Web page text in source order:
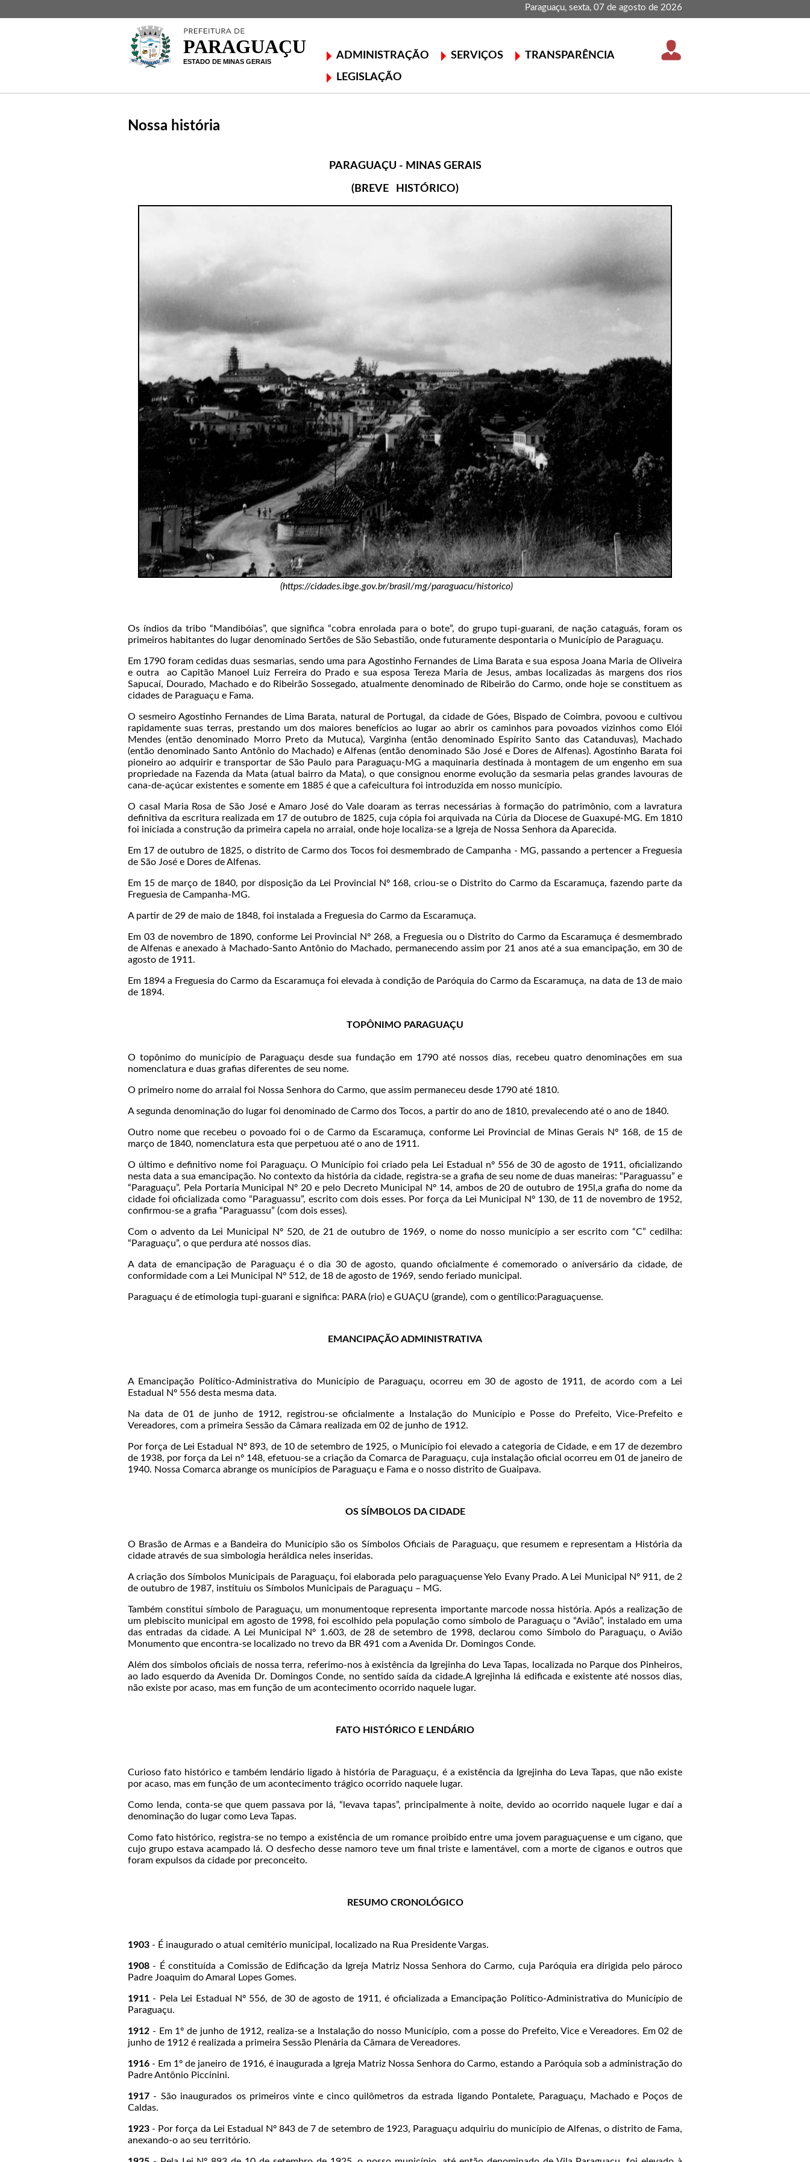
Paraguaçu, sexta, 07 de agosto de 2026
ADMINISTRAÇÃO SERVIÇOS
TRANSPARÊNCIA
LEGISLAÇÃO
Nossa história
PARAGUAÇU - MINAS GERAIS
(BREVE HISTÓRICO)
(https://cidades.ibge.gov.br/brasil/mg/paraguacu/historico)
Os índios da tribo “Mandibóias”, que significa “cobra enrolada para o bote”, do grupo tupi-guarani, de nação cataguás, foram os
primeiros habitantes do lugar denominado Sertões de São Sebastião, onde futuramente despontaria o Município de Paraguaçu.
Em 1790 foram cedidas duas sesmarias, sendo uma para Agostinho Fernandes de Lima Barata e sua esposa Joana Maria de Oliveira
e outra ao Capitão Manoel Luiz Ferreira do Prado e sua esposa Tereza Maria de Jesus, ambas localizadas às margens dos rios
Sapucaí, Dourado, Machado e do Ribeirão Sossegado, atualmente denominado de Ribeirão do Carmo, onde hoje se constituem as
cidades de Paraguaçu e Fama.
O sesmeiro Agostinho Fernandes de Lima Barata, natural de Portugal, da cidade de Góes, Bispado de Coimbra, povoou e cultivou
rapidamente suas terras, prestando um dos maiores benefícios ao lugar ao abrir os caminhos para povoados vizinhos como Elói
Mendes (então denominado Morro Preto da Mutuca), Varginha (então denominado Espírito Santo das Catanduvas), Machado
(então denominado Santo Antônio do Machado) e Alfenas (então denominado São José e Dores de Alfenas). Agostinho Barata foi
pioneiro ao adquirir e transportar de São Paulo para Paraguaçu-MG a maquinaria destinada à montagem de um engenho em sua
propriedade na Fazenda da Mata (atual bairro da Mata), o que consignou enorme evolução da sesmaria pelas grandes lavouras de
cana-de-açúcar existentes e somente em 1885 é que a cafeicultura foi introduzida em nosso município.
O casal Maria Rosa de São José e Amaro José do Vale doaram as terras necessárias à formação do patrimônio, com a lavratura
definitiva da escritura realizada em 17 de outubro de 1825, cuja cópia foi arquivada na Cúria da Diocese de Guaxupé-MG. Em 1810
foi iniciada a construção da primeira capela no arraial, onde hoje localiza-se a Igreja de Nossa Senhora da Aparecida.
Em 17 de outubro de 1825, o distrito de Carmo dos Tocos foi desmembrado de Campanha - MG, passando a pertencer a Freguesia
de São José e Dores de Alfenas.
Em 15 de março de 1840, por disposição da Lei Provincial Nº 168, criou-se o Distrito do Carmo da Escaramuça, fazendo parte da
Freguesia de Campanha-MG.
A partir de 29 de maio de 1848, foi instalada a Freguesia do Carmo da Escaramuça.
Em 03 de novembro de 1890, conforme Lei Provincial Nº 268, a Freguesia ou o Distrito do Carmo da Escaramuça é desmembrado
de Alfenas e anexado à Machado-Santo Antônio do Machado, permanecendo assim por 21 anos até a sua emancipação, em 30 de
agosto de 1911.
Em 1894 a Freguesia do Carmo da Escaramuça foi elevada à condição de Paróquia do Carmo da Escaramuça, na data de 13 de maio
de 1894.
TOPÔNIMO PARAGUAÇU
O topônimo do município de Paraguaçu desde sua fundação em 1790 até nossos dias, recebeu quatro denominações em sua
nomenclatura e duas grafias diferentes de seu nome.
O primeiro nome do arraial foi Nossa Senhora do Carmo, que assim permaneceu desde 1790 até 1810.
A segunda denominação do lugar foi denominado de Carmo dos Tocos, a partir do ano de 1810, prevalecendo até o ano de 1840.
Outro nome que recebeu o povoado foi o de Carmo da Escaramuça, conforme Lei Provincial de Minas Gerais Nº 168, de 15 de
março de 1840, nomenclatura esta que perpetuou até o ano de 1911.
O último e definitivo nome foi Paraguaçu. O Município foi criado pela Lei Estadual nº 556 de 30 de agosto de 1911, oficializando
nesta data a sua emancipação. No contexto da história da cidade, registra-se a grafia de seu nome de duas maneiras: “Paraguassu” e
“Paraguaçu”. Pela Portaria Municipal Nº 20 e pelo Decreto Municipal Nº 14, ambos de 20 de outubro de 195l,a grafia do nome da
cidade foi oficializada como “Paraguassu”, escrito com dois esses. Por força da Lei Municipal Nº 130, de 11 de novembro de 1952,
confirmou-se a grafia “Paraguassu” (com dois esses).
Com o advento da Lei Municipal Nº 520, de 21 de outubro de 1969, o nome do nosso município a ser escrito com “C” cedilha:
“Paraguaçu”, o que perdura até nossos dias.
A data de emancipação de Paraguaçu é o dia 30 de agosto, quando oficialmente é comemorado o aniversário da cidade, de
conformidade com a Lei Municipal Nº 512, de 18 de agosto de 1969, sendo feriado municipal.
Paraguaçu é de etimologia tupi-guarani e significa: PARA (rio) e GUAÇU (grande), com o gentílico:Paraguaçuense.
EMANCIPAÇÃO ADMINISTRATIVA
A Emancipação Político-Administrativa do Município de Paraguaçu, ocorreu em 30 de agosto de 1911, de acordo com a Lei
Estadual Nº 556 desta mesma data.
Na data de 01 de junho de 1912, registrou-se oficialmente a Instalação do Município e Posse do Prefeito, Vice-Prefeito e
Vereadores, com a primeira Sessão da Câmara realizada em 02 de junho de 1912.
Por força de Lei Estadual Nº 893, de 10 de setembro de 1925, o Município foi elevado a categoria de Cidade, e em 17 de dezembro
de 1938, por força da Lei nº 148, efetuou-se a criação da Comarca de Paraguaçu, cuja instalação oficial ocorreu em 01 de janeiro de
1940. Nossa Comarca abrange os municípios de Paraguaçu e Fama e o nosso distrito de Guaipava.
OS SÍMBOLOS DA CIDADE
O Brasão de Armas e a Bandeira do Município são os Símbolos Oficiais de Paraguaçu, que resumem e representam a História da
cidade através de sua simbologia heráldica neles inseridas.
A criação dos Símbolos Municipais de Paraguaçu, foi elaborada pelo paraguaçuense Yelo Evany Prado. A Lei Municipal Nº 911, de 2
de outubro de 1987, instituiu os Símbolos Municipais de Paraguaçu – MG.
Também constitui símbolo de Paraguaçu, um monumentoque representa importante marcode nossa história. Após a realização de
um plebiscito municipal em agosto de 1998, foi escolhido pela população como símbolo de Paraguaçu o “Avião”, instalado em uma
das entradas da cidade. A Lei Municipal Nº 1.603, de 28 de setembro de 1998, declarou como Símbolo do Paraguaçu, o Avião
Monumento que encontra-se localizado no trevo da BR 491 com a Avenida Dr. Domingos Conde.
Além dos símbolos oficiais de nossa terra, referimo-nos à existência da Igrejinha do Leva Tapas, localizada no Parque dos Pinheiros,
ao lado esquerdo da Avenida Dr. Domingos Conde, no sentido saída da cidade.A Igrejinha lá edificada e existente até nossos dias,
não existe por acaso, mas em função de um acontecimento ocorrido naquele lugar.
FATO HISTÓRICO E LENDÁRIO
Curioso fato histórico e também lendário ligado à história de Paraguaçu, é a existência da Igrejinha do Leva Tapas, que não existe
por acaso, mas em função de um acontecimento trágico ocorrido naquele lugar.
Como lenda, conta-se que quem passava por lá, “levava tapas”, principalmente à noite, devido ao ocorrido naquele lugar e daí a
denominação do lugar como Leva Tapas.
Como fato histórico, registra-se no tempo a existência de um romance proibido entre uma jovem paraguaçuense e um cigano, que
cujo grupo estava acampado lá. O desfecho desse namoro teve um final triste e lamentável, com a morte de ciganos e outros que
foram expulsos da cidade por preconceito.
RESUMO CRONOLÓGICO
1903 - É inaugurado o atual cemitério municipal, localizado na Rua Presidente Vargas.
1908 - É constituída a Comissão de Edificação da Igreja Matriz Nossa Senhora do Carmo, cuja Paróquia era dirigida pelo pároco
Padre Joaquim do Amaral Lopes Gomes.
1911 - Pela Lei Estadual Nº 556, de 30 de agosto de 1911, é oficializada a Emancipação Político-Administrativa do Município de
Paraguaçu.
1912 - Em 1º de junho de 1912, realiza-se a Instalação do nosso Município, com a posse do Prefeito, Vice e Vereadores. Em 02 de
junho de 1912 é realizada a primeira Sessão Plenária da Câmara de Vereadores.
1916 - Em 1º de janeiro de 1916, é inaugurada a Igreja Matriz Nossa Senhora do Carmo, estando a Paróquia sob a administração do
Padre Antônio Piccinini.
1917 - São inaugurados os primeiros vinte e cinco quilômetros da estrada ligando Pontalete, Paraguaçu, Machado e Poços de
Caldas.
1923 - Por força da Lei Estadual Nº 843 de 7 de setembro de 1923, Paraguaçu adquiriu do município de Alfenas, o distrito de Fama,
anexando-o ao seu território.